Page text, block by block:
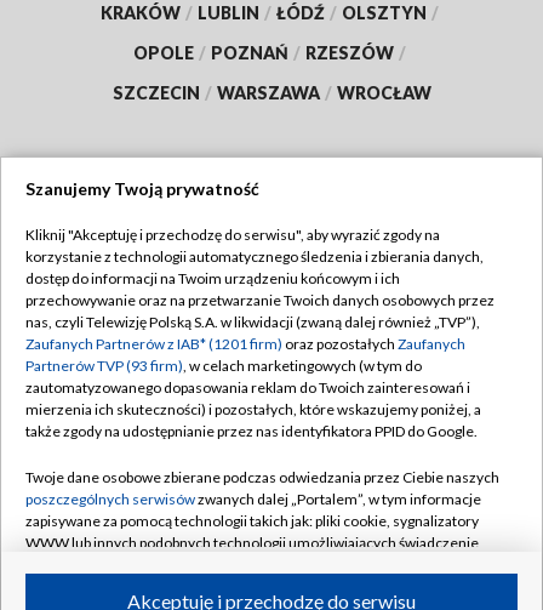
KRAKÓW / LUBLIN / ŁÓDŹ / OLSZTYN /
OPOLE / POZNAŃ / RZESZÓW /
SZCZECIN / WARSZAWA / WROCŁAW
TVP
Abonament TVP
Emisja w TVP
Centrum informacji TVP
Naziemna Telewizja Cyfrowa
Rada Programowa
System NOS
Informacje o nadawcy
Regulamin TVP
Polityka prywatności
Moje zgody
Pomoc
Kontakt
Kanały
Szanujemy Twoją prywatność
Kliknij "Akceptuję i przechodzę do serwisu", aby wyrazić zgody na
korzystanie z technologii automatycznego śledzenia i zbierania danych,
dostęp do informacji na Twoim urządzeniu końcowym i ich
przechowywanie oraz na przetwarzanie Twoich danych osobowych przez
nas, czyli Telewizję Polską S.A. w likwidacji (zwaną dalej również „TVP”),
Zaufanych Partnerów z IAB* (1201 firm) oraz pozostałych Zaufanych
Partnerów TVP (93 firm), w celach marketingowych (w tym do
zautomatyzowanego dopasowania reklam do Twoich zainteresowań i
mierzenia ich skuteczności) i pozostałych, które wskazujemy poniżej, a
także zgody na udostępnianie przez nas identyfikatora PPID do Google.
Twoje dane osobowe zbierane podczas odwiedzania przez Ciebie naszych
poszczególnych serwisówzwanych dalej „Portalem”, w tym informacje
zapisywane za pomocą technologii takich jak: pliki cookie, sygnalizatory
WWW lub innych podobnych technologii umożliwiających świadczenie
Akceptuję i przechodzę do serwisu